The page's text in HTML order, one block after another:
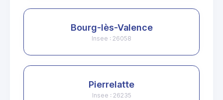
Bourg-lès-Valence
Insee : 26058
Pierrelatte
Insee : 26235